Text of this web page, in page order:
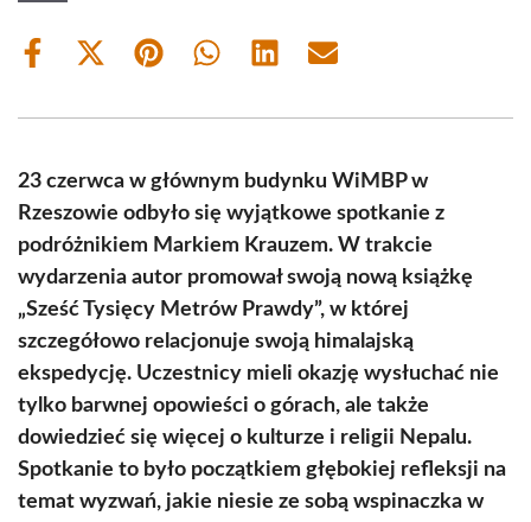
Share
Share
(Twitter)
Share Share Share Share
23 czerwca w głównym budynku WiMBP w
Rzeszowie odbyło się wyjątkowe spotkanie z
podróżnikiem Markiem Krauzem. W trakcie
wydarzenia autor promował swoją nową książkę
„Sześć Tysięcy Metrów Prawdy”, w której
szczegółowo relacjonuje swoją himalajską
ekspedycję. Uczestnicy mieli okazję wysłuchać nie
tylko barwnej opowieści o górach, ale także
dowiedzieć się więcej o kulturze i religii Nepalu.
Spotkanie to było początkiem głębokiej refleksji na
temat wyzwań, jakie niesie ze sobą wspinaczka w